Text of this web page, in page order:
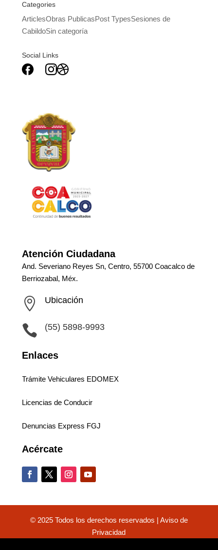
Categories
ArticlesObras PublicasPost TypesSesiones de
CabildoSin categoría
Social Links
Atención Ciudadana
And. Severiano Reyes Sn, Centro, 55700 Coacalco de
Berriozabal, Méx.
 Ubicación
 (55) 5898-9993
Enlaces
Trámite Vehiculares EDOMEX
Licencias de Conducir
Denuncias Express FGJ
Acércate
© 2025 Todos los derechos reservados | Aviso de
Privacidad